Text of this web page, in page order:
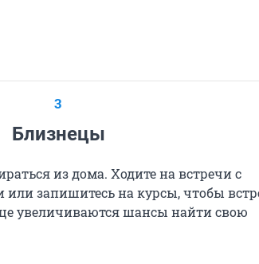
3
Близнецы
из дома. Ходите на встречи с
или запишитесь на курсы, чтобы
увеличиваются шансы найти свою